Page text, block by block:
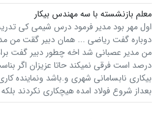
معلم بازنشسته با سه مهندس بیکار
اول مهر بود مدیر فرمود درس شیمی کی
دوباره گفت ریاضی ... همان دبیر گقت من
من مدیر عصبانی شد اخه چطور دبیر گفت
درصد است فرقی نمیکند حاتا عزیزان اگر
بعداز شروع فولاد امده هیچکاری نکردند